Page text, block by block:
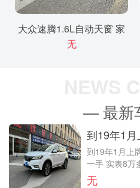
大众速腾1.6L自动天窗 家
人过户一次 实表119000公
无
— 最新
到19年1
联版 个人
到19年1月上
一手 实表8万
无